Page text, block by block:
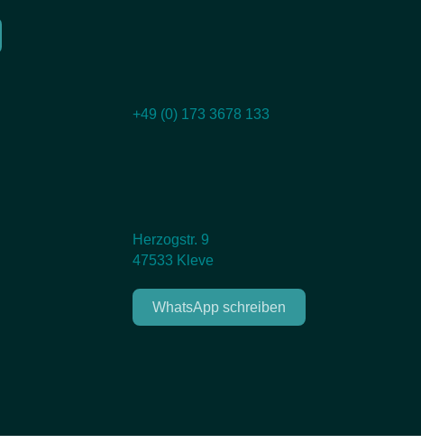
+49 (0) 173 3678 133
Herzogstr. 9
47533 Kleve
WhatsApp schreiben